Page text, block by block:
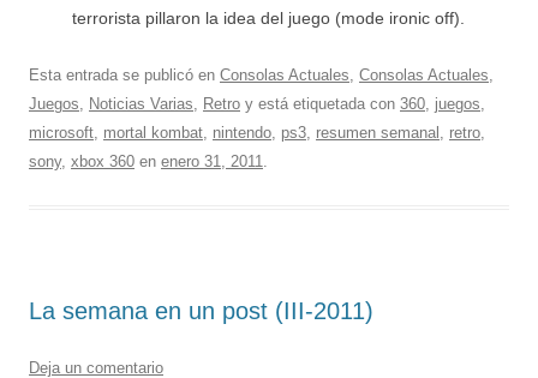
terrorista pillaron la idea del juego (mode ironic off).
Esta entrada se publicó en Consolas Actuales, Consolas Actuales,
Juegos, Noticias Varias, Retro y está etiquetada con 360, juegos,
microsoft, mortal kombat, nintendo, ps3, resumen semanal , retro,
sony, xbox 360 en enero 31, 2011.
La semana en un post (III-2011)
Deja un comentario